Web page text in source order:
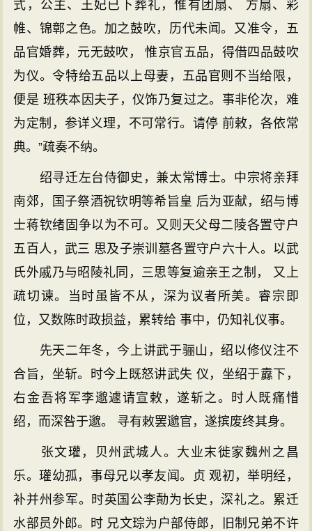
式，公主、王妃已下葬礼，惟有团扇、 方扇、彩
帷、锦鄣之色。加之鼓吹，历代未闻。又准令，五
品官婚葬，元无鼓吹， 惟京官五品，得借四品鼓吹
为仪。令特给五品以上母妻，五品官则不当给限，
便是 班秩本因夫子，仪饰乃复过之。事非伦次，难
为定制，参详义理，不可常行。请停 前敕，各依常
典。”疏奏不纳。
绍寻迁左台侍御史，兼太常博士。中宗将亲拜
南郊，国子祭酒祝钦明等希旨皇 后为亚献，绍与博
士蒋钦绪固争以为不可。又则天父母二陵各置守户
五百人，武三 思及子崇训墓各置守户六十人。以武
氏外戚乃与昭陵礼同，三思等复逾亲王之制， 又上
疏切谏。当时虽皆不从，深为议者所美。睿宗即
位，又数陈时政损益，累转给 事中，仍知礼仪事。
先天二年冬，今上讲武于骊山，绍以修仪注不
合旨，坐斩。时今上既怒讲武失 仪，坐绍于纛下，
右金吾将军李邈遽请宣敕，遂斩之。时人既痛惜
绍，而深咎于邈。 寻有敕罢邈官，遂摈废终其身。
张文瓘，贝州武城人。大业末徙家魏州之昌
乐。瓘幼孤，事母兄以孝友闻。贞 观初，举明经，
补并州参军。时英国公李勣为长史，深礼之。累迁
水部员外郎。时 兄文琮为户部侍郎，旧制兄弟不许